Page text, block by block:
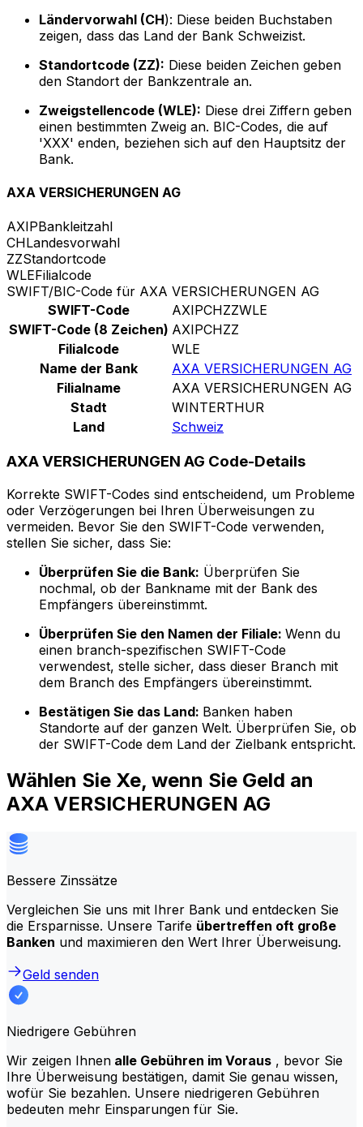
Ländervorwahl (CH): Diese beiden Buchstaben
zeigen, dass das Land der Bank Schweizist.
Standortcode (ZZ): Diese beiden Zeichen geben
den Standort der Bankzentrale an.
Zweigstellencode (WLE): Diese drei Ziffern geben
einen bestimmten Zweig an. BIC-Codes, die auf
'XXX' enden, beziehen sich auf den Hauptsitz der
Bank.
AXA VERSICHERUNGEN AG
AXIPBankleitzahl
CHLandesvorwahl
ZZStandortcode
WLEFilialcode
SWIFT/BIC-Code für AXA VERSICHERUNGEN AG
SWIFT-Code
AXIPCHZZWLE
SWIFT-Code (8 Zeichen) AXIPCHZZ
Filialcode
WLE
Name der Bank
AXA VERSICHERUNGEN AG
Filialname
AXA VERSICHERUNGEN AG
Stadt
WINTERTHUR
Land
Schweiz
AXA VERSICHERUNGEN AG Code-Details
Korrekte SWIFT-Codes sind entscheidend, um Probleme
oder Verzögerungen bei Ihren Überweisungen zu
vermeiden. Bevor Sie den SWIFT-Code verwenden,
stellen Sie sicher, dass Sie:
Überprüfen Sie die Bank: Überprüfen Sie
nochmal, ob der Bankname mit der Bank des
Empfängers übereinstimmt.
Überprüfen Sie den Namen der Filiale: Wenn du
einen branch-spezifischen SWIFT-Code
verwendest, stelle sicher, dass dieser Branch mit
dem Branch des Empfängers übereinstimmt.
Bestätigen Sie das Land: Banken haben
Standorte auf der ganzen Welt. Überprüfen Sie, ob
der SWIFT-Code dem Land der Zielbank entspricht.
Wählen Sie Xe, wenn Sie Geld an
AXA VERSICHERUNGEN AG
Bessere Zinssätze
Vergleichen Sie uns mit Ihrer Bank und entdecken Sie
die Ersparnisse. Unsere Tarife übertreffen oft große
Banken und maximieren den Wert Ihrer Überweisung.
Geld senden
Niedrigere Gebühren
Wir zeigen Ihnen alle Gebühren im Voraus , bevor Sie
Ihre Überweisung bestätigen, damit Sie genau wissen,
wofür Sie bezahlen. Unsere niedrigeren Gebühren
bedeuten mehr Einsparungen für Sie.